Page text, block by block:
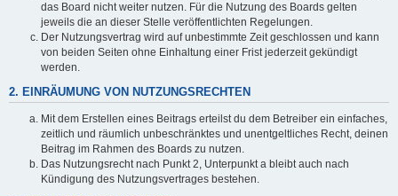
das Board nicht weiter nutzen. Für die Nutzung des Boards gelten
jeweils die an dieser Stelle veröffentlichten Regelungen.
Der Nutzungsvertrag wird auf unbestimmte Zeit geschlossen und kann
von beiden Seiten ohne Einhaltung einer Frist jederzeit gekündigt
werden.
2. EINRÄUMUNG VON NUTZUNGSRECHTEN
Mit dem Erstellen eines Beitrags erteilst du dem Betreiber ein einfaches,
zeitlich und räumlich unbeschränktes und unentgeltliches Recht, deinen
Beitrag im Rahmen des Boards zu nutzen.
Das Nutzungsrecht nach Punkt 2, Unterpunkt a bleibt auch nach
Kündigung des Nutzungsvertrages bestehen.